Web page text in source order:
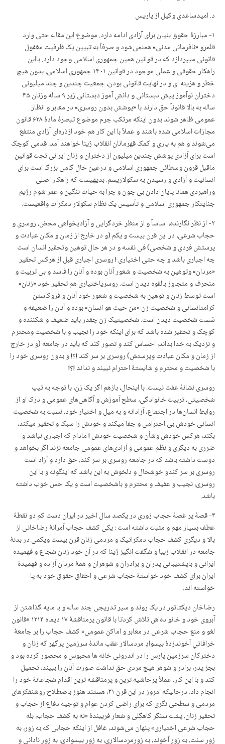
د. امیدساعدی وکیل از پاریس
۱- مبارزهٔ حقوق بنیان برای آزادی ادامه دارد. موضوع این مقاله حتی وارد
قلمرو «نافرمانی مدنی» همنمی‌شود و صرفاً به تبیین یک ظرفیت مغفول
قانونی میپردازد که در قوانین همین جمهوری اسلامی وجود دارد. بااین
راهکار حقوقی و عملیِ موجود در قوانین ۱۴۰۱ جمهوری اسلامی، بدون هیچ
خطر و هزینه ای و در نهایت قانونی بودن، جمعیت چندین و چند میلیونی
دختران نوآموز پیش دبستانی و دانش آموز دبستانی زیر ۹ ساله وزنان ۴۵
ساله به بالا قانوناً حق دارند با «پوشش بدون روسری» در معابر و انظار
عمومی ظاهر شوند بدون اینکه مرتکب جرم موضوع تبصرهٔ مادهٔ ۶۳۸ قانون
مجازات اسلامی ‌شده باشند و عملاً با این کار هم خود ازذرەای آزادی منتفع
می‌شوند و هم به یاری و کمک قهرمانان انقلاب ژینا خواهند آمد. قدمی کوچک
است برای آزادی پوشش چندین میلیون از دختران و زنان ایرانی تحت قوانین
ماقبل قرون وسطائی جمهوری اسلامی و درعین حال گامی بزرگ است برای
انسانیت و آزادی و رسیدن به سکولاریسم. بدیهیست که راهکار اصلی
وراهبردی همانا پایان دادن بی چون و چرا به حیات ننگین و عمر شوم رژیم
جنایتکار جمهوری اسلامی و تأسیس یک نظام سکولار دمکرات واقعیست.
۲- از نظر نگارنده، اساساً و از منظر خردگرایی و آزادیخواهی محض، روسری و
حجاب شرعی، در این قرن بیست و یکم (و در خارج از زمان و مکان عبادت و
پرستش فردی و شخصی) فی نفسه و در هر حال توهین وتحقیر انسان است
چه اجباری باشد و چه حتی اختیاری ! روسری اجباری قبل از هرکس تحقیر
«مردان» وتوهین به شخصیت و شعور آنان بوده و آنان را فاسد و بی تربیت و
منحرف و متجاوز بالقوه دیدن است. روسریاختیاری هم تحقیر خود «زنان»
است توسط زنان و توهین به شخصیت و شعور خود آنان و فروکاستن
کرامتانسانی و شخصیت زن «من حیث هو انسان» بوده و آنان را ضعیفه و
سُست شخصیت دیدن است. شخصیتیک زن چقدر باید ضعیف و شکننده و
کوچک و تحقیر شده باشد که برای اینکه خود را نجیب و با شخصیت ومحترم
و نزدیک به خدا بداند، احساس کند و تصور کند که باید در جامعه (و در خارج
از زمان و مکان عبادت وپرستش) روسری بر سر کند !؟! و بدون روسری خود را
با شخصیت و محترم و شایستهٔ احترام نبیند و نداند !؟!
روسری نشانهٔ عفت نیست. با اینحال، بازهم اگر یک زن، با توجه به تیپ
شخصیتی، تربیت خانوادگی، سطح آموزش و آگاهی‌های عمومی و درک او از
روابط انسان‌ها در اجتماع، آزادانه و به میل و اختیار خود، نسبت به شخصیت
انسانی خودش بی احترامی و جفا میکند و خودش را سبک و تحقیر میکند،
بکند، هرکس خودش وشأن و شخصیت خودش ! مادام که اجباری نباشد و
ضرری به دیگری و نظم عمومی و آزادی‌های عمومی جامعه نزند اگر بخواهد و
دوست داشته باشد که در جامعه روسری بر سر کند، حق دارد و آزاد است
روسری بر سر کندو خوشحال و دلخوش به این باشد که اینگونه و با این
روسری، نجیب و عفیف و محترم و باشخصیت است و یک حس خوب داشته
باشد.
۳- قصهٔ پر غصهٔ حجاب زوری در یکصد سال اخیر در ایران دست کم دو نقطهٔ
عطف بسیار مهم و مثبت داشته است : یکی کشف حجاب آمرانهٔ رضاخانی از
بالا و دیگری کشف حجاب دمکراتیک و مردمی زنان قرن بیست ویکمی در بدنهٔ
جامعه در انقلاب زیبا و شگفت انگیز ژینا که در آن خود زنان شجاع و فهمیده
ایرانی و باپشتیبانی پدران و برادران و شوهران و همهٔ مردان آزاده و فهمیدهٔ
ایران برای کشف خود خواستهٔ حجاب شرعی و احقاق حقوق خود به پا
خواسته اند.
رضاخان دیکتاتور در یک روند و سیر تدریجی چند ساله و با مایه گذاشتن از
آبروی خود و خانواده‌اش تلاش کردتا با قانون پرمناقشهٔ ۱۷ دیماه ۱۳۱۴ «قانون
لغو و منع حجاب شرعی در معابر و اماکن عمومی» کشف حجاب را بر جامعهٔ
خرافاتیِ آخوندزدهٔ بیسوادِ مردسالار عقب ماندهٔ سرزمین پرگهر که زنان و
دخترکان سرزمین پارس را در اندرونی خانه ها محبوس و محصور کرده بود و
بجز پدر، برادر و شوهر هیچ مردی حق نداشت صورت آنان را ببیند، تحمیل
کند و با این کار، عملاً پرحاشیه ترین و پرمناقشه ترین اقدام شجاعانهٔ خود را
انجام داد. درحالیکه امروز در این قرن ۲۱، هستند هنوز باصطلاح روشنفکرهای
مردمی و سطحی نگری کە برای راضی کردن عوام و توجیه دفاع از حجاب و
تحقیر زنان، پشت سنگر کاهگِلی و شعار فریبندهٔ «نه به کشف حجاب، بله
حجاب شرعی اختیاری» پنهان می‌شوند، غافل از اینکه حجابی که به زور، به
زور سنت، به زور آخوند، به زورمردسالاری، به زور بیسوادی، به زور نادانی و